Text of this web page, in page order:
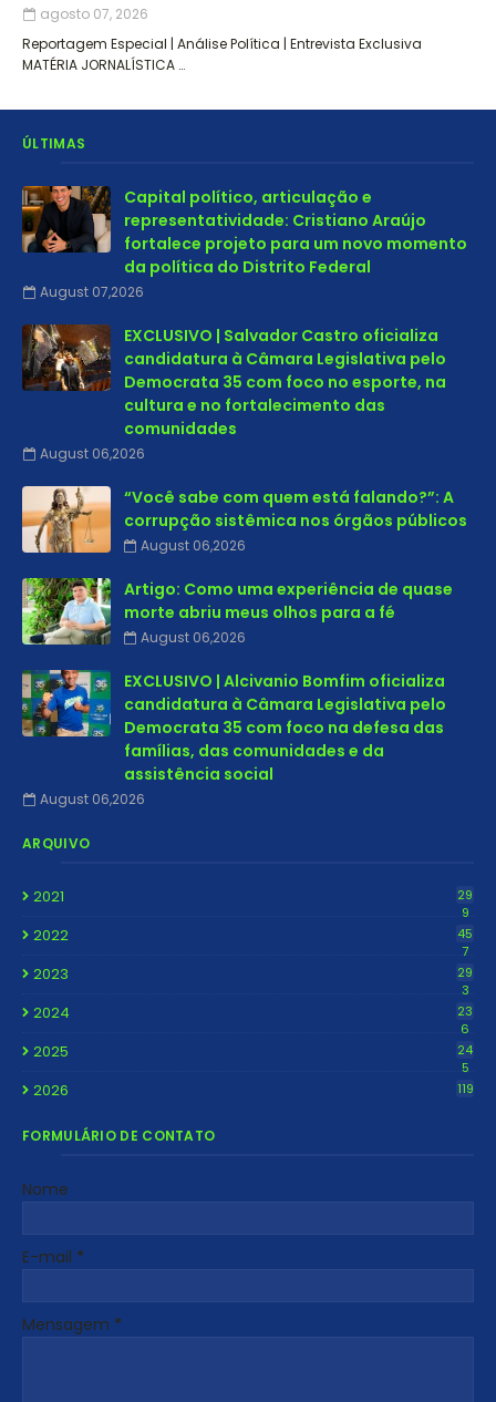
agosto 07, 2026
Reportagem Especial | Análise Política | Entrevista Exclusiva
MATÉRIA JORNALÍSTICA …
ÚLTIMAS
Capital político, articulação e
representatividade: Cristiano Araújo
fortalece projeto para um novo momento
da política do Distrito Federal
August 07,2026
EXCLUSIVO | Salvador Castro oficializa
candidatura à Câmara Legislativa pelo
Democrata 35 com foco no esporte, na
cultura e no fortalecimento das
comunidades
August 06,2026
“Você sabe com quem está falando?”: A
corrupção sistêmica nos órgãos públicos
August 06,2026
Artigo: Como uma experiência de quase
morte abriu meus olhos para a fé
August 06,2026
EXCLUSIVO | Alcivanio Bomfim oficializa
candidatura à Câmara Legislativa pelo
Democrata 35 com foco na defesa das
famílias, das comunidades e da
assistência social
August 06,2026
ARQUIVO
2021
29
9
2022
45
7
2023
29
3
2024
23
6
2025
24
5
2026 119
FORMULÁRIO DE CONTATO
Nome
E-mail *
Mensagem *